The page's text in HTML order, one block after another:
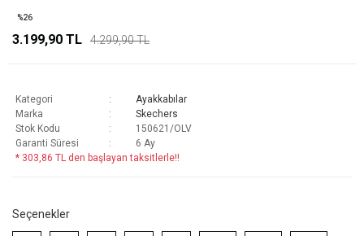
%26
3.199,90 TL 4.299,90 TL
Kategori
Ayakkabılar
Marka
Skechers
Stok Kodu
150621/OLV
Garanti Süresi
6 Ay
* 303,86 TL den başlayan taksitlerle!!
Seçenekler